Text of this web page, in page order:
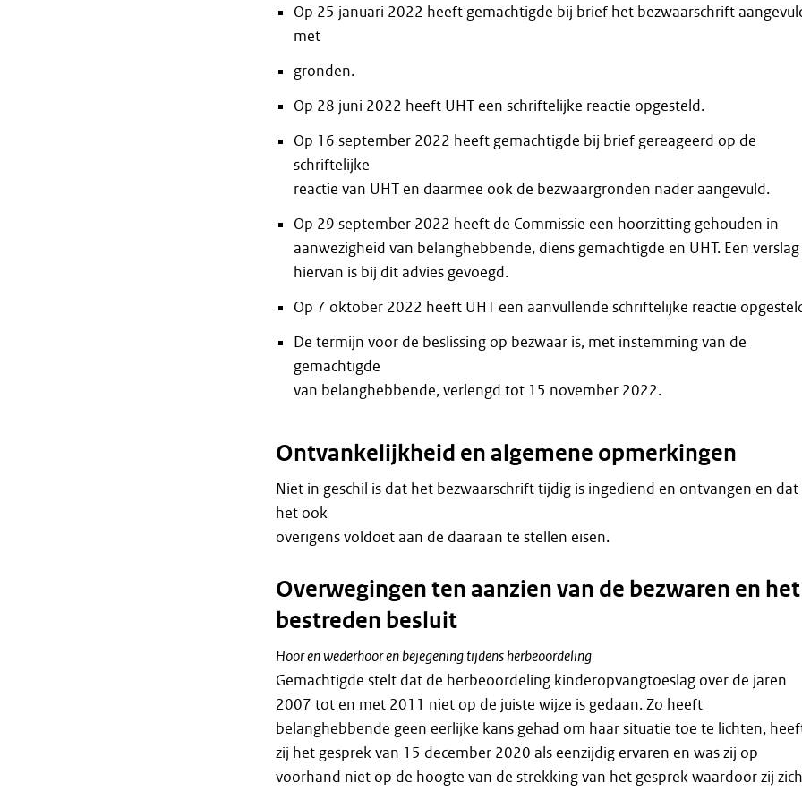
Op 25 januari 2022 heeft gemachtigde bij brief het bezwaarschrift
met
gronden.
Op 28 juni 2022 heeft UHT een schriftelijke reactie opgesteld.
Op 16 september 2022 heeft gemachtigde bij brief gereageerd op de
schriftelijke
reactie van UHT en daarmee ook de bezwaargronden nader aangevuld.
Op 29 september 2022 heeft de Commissie een hoorzitting gehouden in
aanwezigheid van belanghebbende, diens gemachtigde en UHT. Een verslag
hiervan is bij dit advies gevoegd.
Op 7 oktober 2022 heeft UHT een aanvullende schriftelijke reactie
De termijn voor de beslissing op bezwaar is, met instemming van de
gemachtigde
van belanghebbende, verlengd tot 15 november 2022.
Ontvankelijkheid en algemene opmerkingen
Niet in geschil is dat het bezwaarschrift tijdig is ingediend en ontvangen en dat
het ook
overigens voldoet aan de daaraan te stellen eisen.
Overwegingen ten aanzien van de bezwaren en het
bestreden besluit
Hoor en wederhoor en bejegening tijdens herbeoordeling
Gemachtigde stelt dat de herbeoordeling kinderopvangtoeslag over de jaren
2007 tot en met 2011 niet op de juiste wijze is gedaan. Zo heeft
belanghebbende geen eerlijke kans gehad om haar situatie toe te lichten,
zij het gesprek van 15 december 2020 als eenzijdig ervaren en was zij op
voorhand niet op de hoogte van de strekking van het gesprek waardoor zij zich